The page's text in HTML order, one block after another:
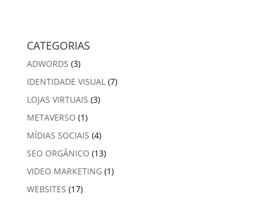
CATEGORIAS
ADWORDS (3)
IDENTIDADE VISUAL(7)
LOJAS VIRTUAIS (3)
METAVERSO (1)
MÍDIAS SOCIAIS (4)
SEO ORGÂNICO (13)
VIDEO MARKETING (1)
WEBSITES (17)